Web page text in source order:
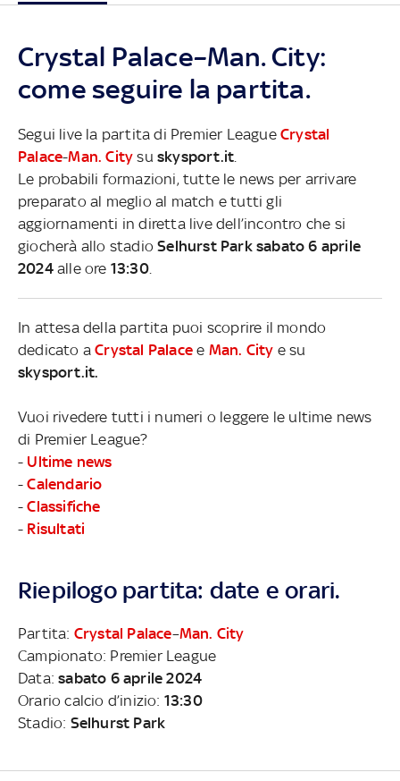
Crystal Palace–Man. City:
come seguire la partita.
Segui live la partita di Premier League Crystal
Palace-Man. City suskysport.it
Le probabili formazioni, tutte le news per arrivare
preparato al meglio al match e tutti gli
aggiornamenti in diretta live dell’incontro che si
giocherà allo stadioSelhurst Park sabato 6 aprile
2024alle ore 13:30.
In attesa della partita puoi scoprire il mondo
dedicato aCrystal Palace e Man. City e su
skysport.it.
Vuoi rivedere tutti i numeri o leggere le ultime news
di Premier League?
- Ultime news
-Calendario
-Classifiche
- Risultati
Riepilogo partita: date e orari.
Partita: Crystal Palace–Man. City
Campionato: Premier League
Data:sabato 6 aprile 2024
Orario calcio d’inizio: 13:30
Stadio: Selhurst Park